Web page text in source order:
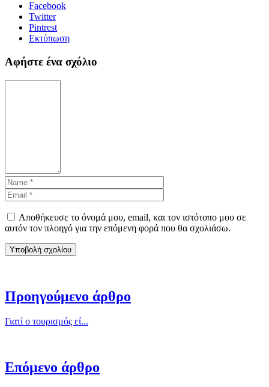
Facebook
Twitter
Pintrest
Εκτύπωση
Αφήστε ένα σχόλιο
Αποθήκευσε το όνομά μου, email, και τον ιστότοπο μου σε
αυτόν τον πλοηγό για την επόμενη φορά που θα σχολιάσω.
Προηγούμενο άρθρο
Γιατί ο τουρισμός εί...
Επόμενο άρθρο